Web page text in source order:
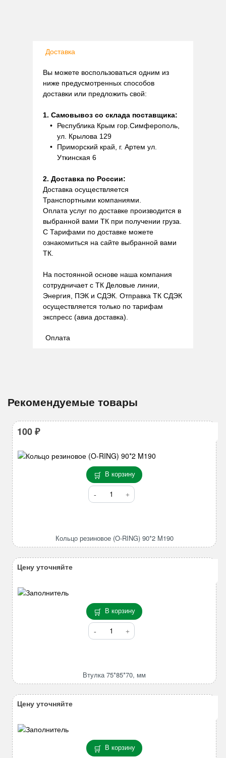
Доставка
Вы можете воспользоваться одним из
ниже предусмотренных способов
доставки или предложить свой:
1. Самовывоз со склада поставщика:
Республика Крым гор.Симферополь,
ул. Крылова 129
Приморский край, г. Артем ул.
Уткинская 6
2. Доставка по России:
Доставка осуществляется
Транспортными компаниями.
Оплата услуг по доставке производится в
выбранной вами ТК при получении груза.
С Тарифами по доставке можете
ознакомиться на сайте выбранной вами
ТК.
На постоянной основе наша компания
сотрудничает с ТК Деловые линии,
Энергия, ПЭК и СДЭК. Отправка ТК СДЭК
осуществляется только по тарифам
экспресс (авиа доставка).
Оплата
Рекомендуемые товары
В корзину
Количество
товара
RING)
Кольцо резиновое (O-RING) 90*2 M190
100₽
В корзину
Количество
товара
Втулка 75*85*70, мм
Цену уточняйте
В корзину
Цену уточняйте